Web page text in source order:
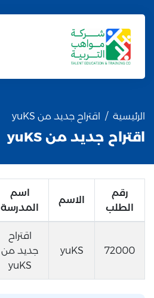
الرئيسية اقتراح جديد من yuKS
اقتراح جديد من yuKS
رقم
الطلب
الاسم
اسم
المدرسة
72000
yuKS
اقتراح
جديد من
yuKS